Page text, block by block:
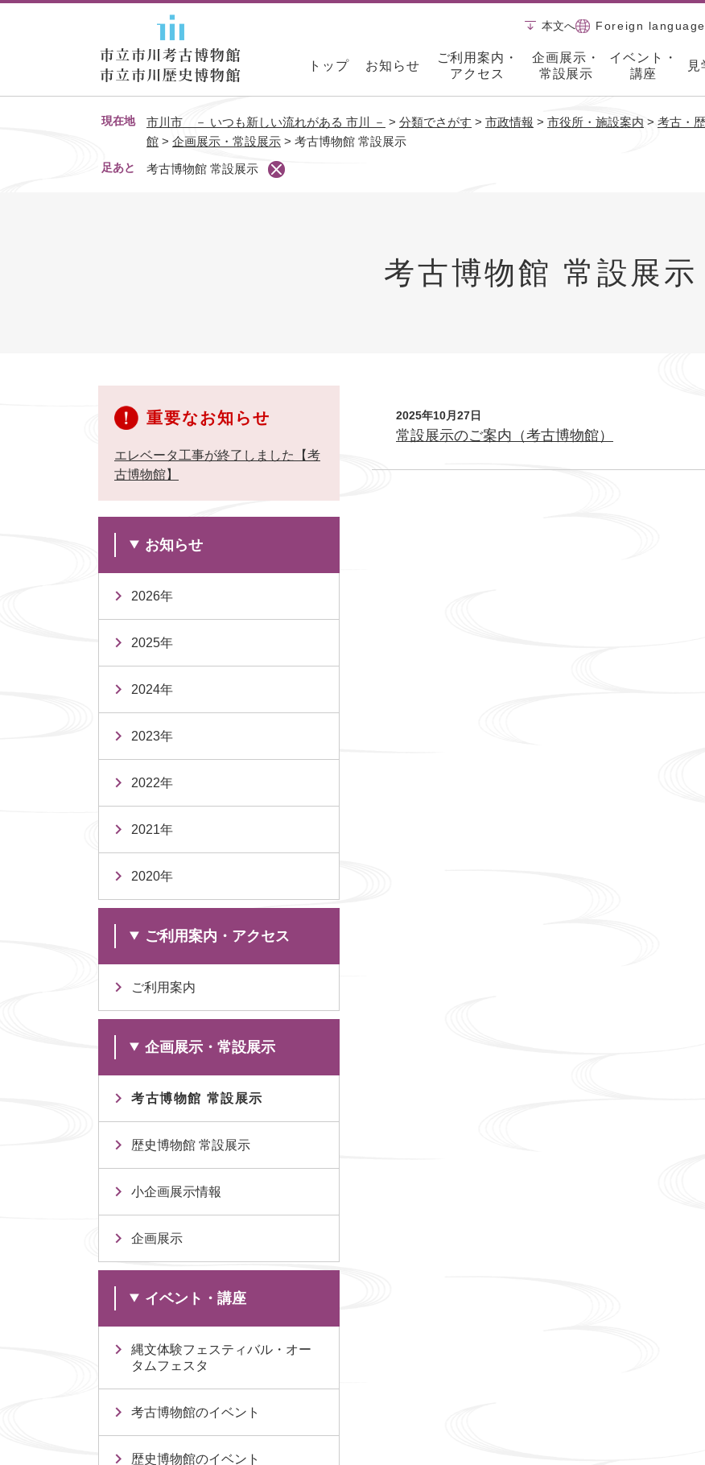
本文へ
Foreign language
トップ お知らせ
ご利用案内・
アクセス
企画展示・
常設展示
イベント・
講座
見
現在地 市川市 － いつも新しい流れがある 市川 － > 分類でさがす > 市政情報 > 市役所・施設案内 > 考古・
館 > 企画展示・常設展示 > 考古博物館 常設展示
足あと 考古博物館 常設展示
考古博物館 常設展示
2025年10月27日
常設展示のご案内（考古博物館）
重要なお知らせ
エレベータ工事が終了しました【考
古博物館】
お知らせ
2026年
2025年
2024年
2023年
2022年
2021年
2020年
ご利用案内・アクセス
ご利用案内
企画展示・常設展示
考古博物館 常設展示
歴史博物館 常設展示
小企画展示情報
企画展示
イベント・講座
縄文体験フェスティバル・オー
タムフェスタ
考古博物館のイベント
歴史博物館のイベント